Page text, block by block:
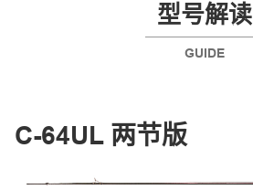
型号解读
GUIDE
C-64UL 两节版